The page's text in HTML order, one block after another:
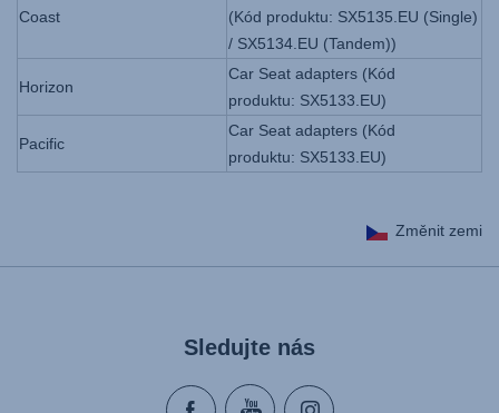
Coast
(Kód produktu: SX5135.EU (Single)
/ SX5134.EU (Tandem))
Horizon
Car Seat adapters (Kód
produktu: SX5133.EU)
Pacific
Car Seat adapters (Kód
produktu: SX5133.EU)
Změnit zemi
Sledujte nás